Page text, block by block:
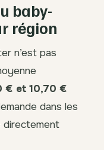
baby-
région
n’est pas
€ et 10,70 €
dans les
directement